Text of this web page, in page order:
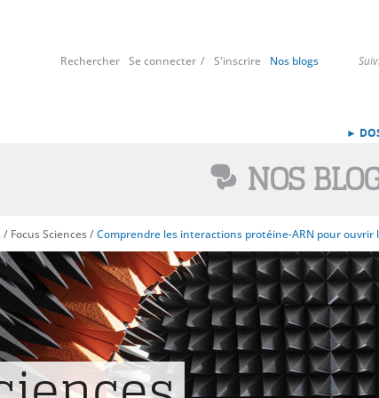
Rechercher Se connecter S'inscrire Nos blogs
►
NOS
/ Focus Sciences/Comprendre les interactions protéine-ARN pour